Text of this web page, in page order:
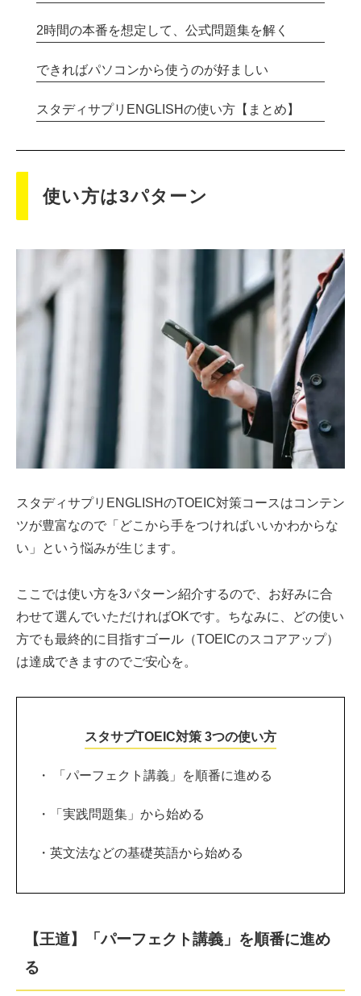
2時間の本番を想定して、公式問題集を解く
できればパソコンから使うのが好ましい
スタディサプリENGLISHの使い方【まとめ】
使い方は3パターン
スタディサプリENGLISHのTOEIC対策コースはコンテン
ツが豊富なので「どこから手をつければいいかわからな
い」という悩みが生じます。
ここでは使い方を3パターン紹介するので、お好みに合
わせて選んでいただければOKです。ちなみに、どの使い
方でも最終的に目指すゴール（TOEICのスコアアップ）
は達成できますのでご安心を。
スタサプTOEIC対策 3つの使い方
・ 「パーフェクト講義」を順番に進める
・「実践問題集」から始める
・英文法などの基礎英語から始める
【王道】「パーフェクト講義」を順番に進め
る